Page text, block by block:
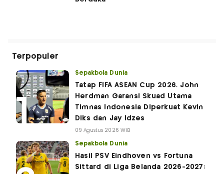
Terpopuler
Sepakbola Dunia
Tatap FIFA ASEAN Cup 2026, John
Herdman Garansi Skuad Utama
Timnas Indonesia Diperkuat Kevin
Diks dan Jay Idzes
09 Agustus 2026 WIB
Sepakbola Dunia
Hasil PSV Eindhoven vs Fortuna
Sittard di Liga Belanda 2026-2027: